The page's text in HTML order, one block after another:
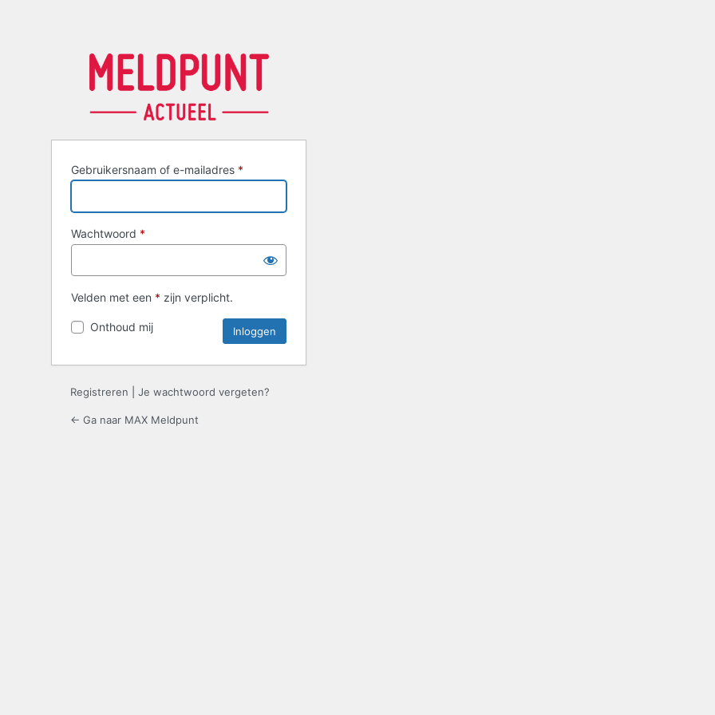
Gebruikersnaam of e-mailadres *
Wachtwoord *
Velden met een * zijn verplicht.
Onthoud mij
Registreren Je wachtwoord vergeten?
← Ga naar MAX Meldpunt